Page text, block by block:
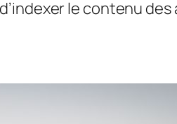
d’indexer le contenu